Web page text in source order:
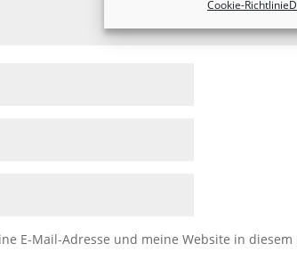
Cookie-Richtlinie
E-Mail-Adresse und meine Website in